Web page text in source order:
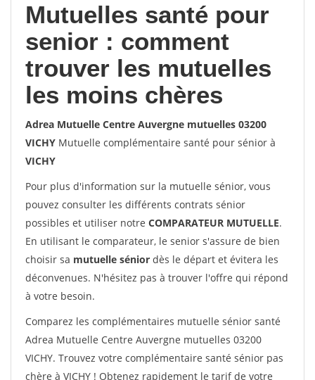
Mutuelles santé pour
senior : comment
trouver les mutuelles
les moins chères
Adrea Mutuelle Centre Auvergne mutuelles 03200
VICHY Mutuelle complémentaire santé pour sénior à
VICHY
Pour plus d'information sur la mutuelle sénior, vous
pouvez consulter les différents contrats sénior
possibles et utiliser notre COMPARATEUR MUTUELLE.
En utilisant le comparateur, le senior s'assure de bien
choisir sa mutuelle sénior dès le départ et évitera les
déconvenues. N'hésitez pas à trouver l'offre qui répond
à votre besoin.
Comparez les complémentaires mutuelle sénior santé
Adrea Mutuelle Centre Auvergne mutuelles 03200
VICHY. Trouvez votre complémentaire santé sénior pas
chère à VICHY ! Obtenez rapidement le tarif de votre